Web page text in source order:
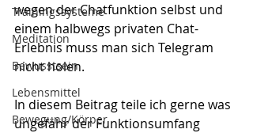
Trainingssysteme
Meditation
Bewusstsein
Lebensmittel
Bewegung/Körper
wegen der Chatfunktion selbst und
einem halbwegs privaten Chat-
Erlebnis muss man sich Telegram
nicht holen.
In diesem Beitrag teile ich gerne was
ungefähr der Funktionsumfang